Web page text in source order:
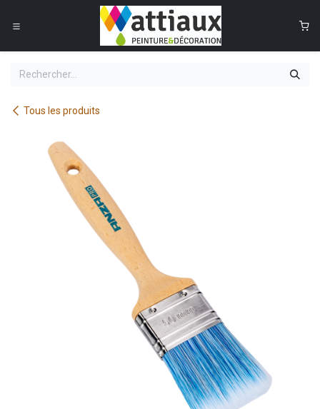
Se rendre au contenu
Tous les produits